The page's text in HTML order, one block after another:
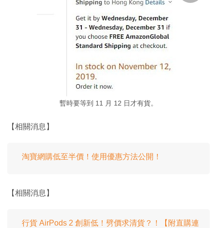
暫時要等到 11 月 12 日才有貨。
【相關消息】
淘寶網購低至半價！使用優惠方法公開！
【相關消息】
行貨 AirPods 2 創新低！劈價求清貨？！【附直購連